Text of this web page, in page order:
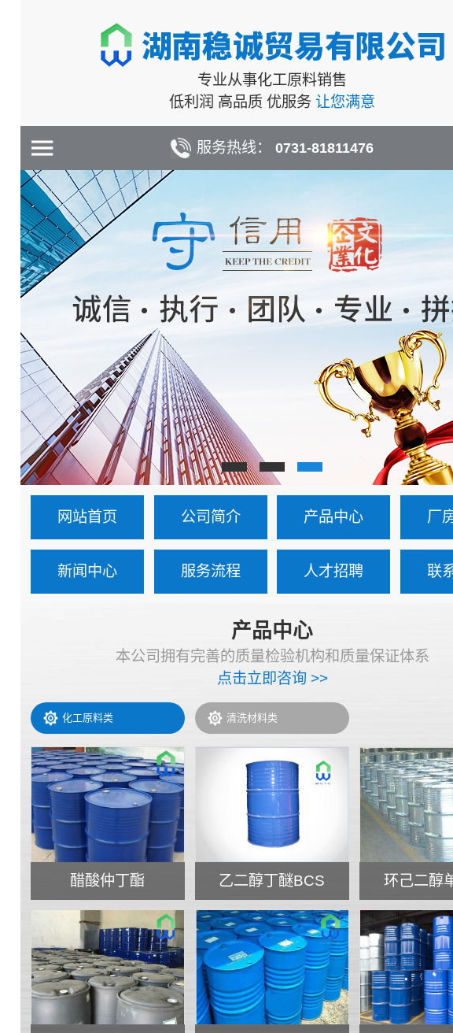
专业从事化工原料销售
低利润 高品质 优服务 让您满意
服务热线： 0731-81811476
网站首页 公司简介 产品中心 厂
新闻中心 服务流程 人才招聘 联
产品中心
本公司拥有完善的质量检验机构和质量保证体系
点击立即咨询 >>
化工原料类 清洗材料类
醋酸仲丁酯 乙二醇丁醚BCS 环己二醇